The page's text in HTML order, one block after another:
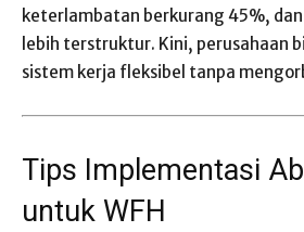
keterlambatan berkurang 45%,
lebih terstruktur. Kini, perusahaan
sistem kerja fleksibel tanpa
Tips Implementasi
untuk WFH